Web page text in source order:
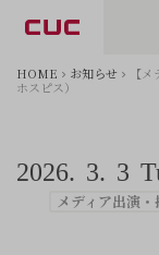
HOME お知らせ
【
ホスピス）
2026. 3. 3
メディア出演・